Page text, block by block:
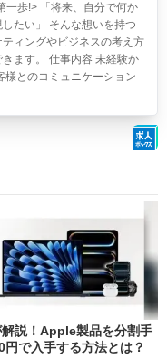
一歩!> 「将来、自分で何か
たい」 そんな想いを持つ
ィングやビジネスの考え方
ます。 仕事内容 未経験か
様とのコミュニケーション
解説！Apple製品を分割手
円で入手する方法とは？